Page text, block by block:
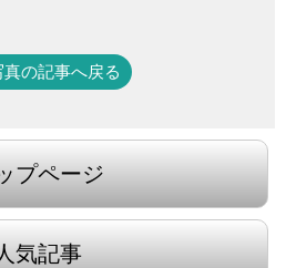
真の記事へ戻る
プページ
気記事